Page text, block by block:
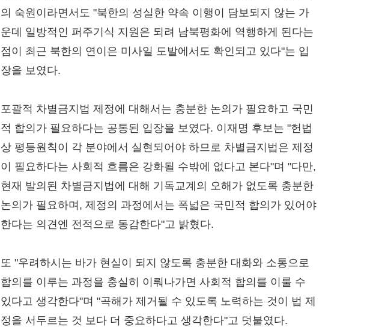
의 숙원이라면서도 "북한의 성실한 약속 이행이 담보되지 않는 가
운데 일방적인 퍼주기식 지원은 되려 남북평화에 역행하게 된다는
점이 최근 북한의 연이은 미사일 도발에서도 확인되고 있다"는 입
장을 보였다.
포괄적 차별금지법 제정에 대해서는 충분한 논의가 필요하고 국민
적 합의가 필요하다는 공통된 입장을 보였다. 이재명 후보는 "헌법
상 평등원칙이 각 분야에서 실현되어야 하므로 차별금지법은 제정
이 필요하다는 사회적 흐름은 강화될 수밖에 없다고 본다"며 "다만,
현재 발의된 차별금지법에 대해 기독교계의 오해가 없도록 충분한
논의가 필요하며, 제정의 과정에서는 폭넓은 국민적 합의가 있어야
한다는 의견엔 전적으로 동감한다"고 밝혔다.
또 "우려하시는 바가 현실이 되지 않도록 충분한 대화와 소통으로
합의를 이루는 과정을 충실히 이뤄나가면 사회적 합의를 이룰 수
있다고 생각한다"며 "곡해가 제거될 수 있도록 노력하는 것이 법 제
정을 서두르는 것 보다 더 중요하다고 생각한다"고 덧붙였다.